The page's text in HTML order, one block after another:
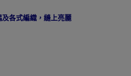
各式編織，縫上亮麗